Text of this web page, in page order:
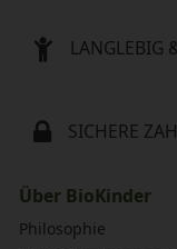
LANGLEBIG
SICHERE
Über BioKinder
Philosophie